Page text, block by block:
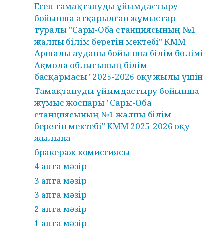
Есеп тамақтануды ұйымдастыру
бойынша атқарылған жұмыстар
туралы "Сары-Оба станциясының №1
жалпы білім беретін мектебі" КММ
Аршалы ауданы бойынша білім бөлімі
Ақмола облысының білім
басқармасы" 2025-2026 оқу жылы үшін
Тамақтануды ұйымдастыру бойынша
жұмыс жоспары "Сары-Оба
станциясының №1 жалпы білім
беретін мектебі" КММ 2025-2026 оқу
жылына
бракераж комиссиясы
4 апта мәзір
3 апта мәзір
3 апта мәзір
2 апта мәзір
1 апта мәзір